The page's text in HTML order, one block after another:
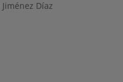
Díaz